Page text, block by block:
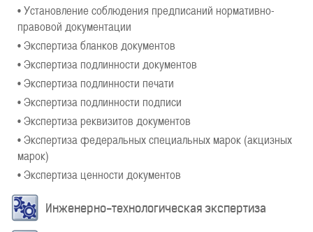
• Установление соблюдения предписаний нормативно-
правовой документации
• Экспертиза бланков документов
• Экспертиза подлинности документов
• Экспертиза подлинности печати
• Экспертиза подлинности подписи
• Экспертиза реквизитов документов
• Экспертиза федеральных специальных марок (акцизных
марок)
• Экспертиза ценности документов
Инженерно-технологическая экспертиза